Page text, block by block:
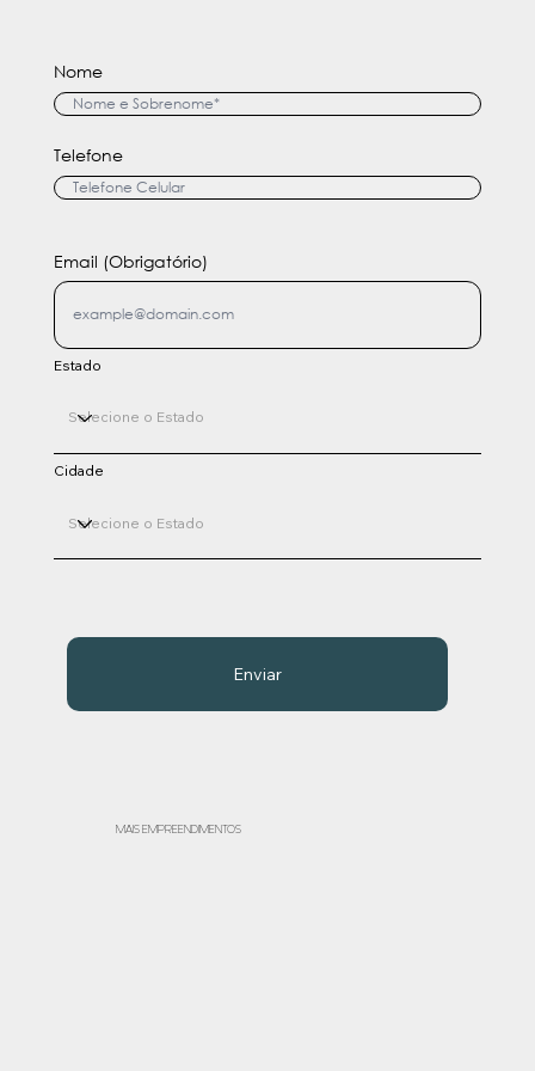
Nome
Email (Obrigatório)
Enviar
Estado
Telefone
Cidade
MAIS EMPREENDIMENTOS